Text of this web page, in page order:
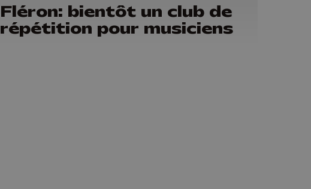
Fléron: bientôt un club de
répétition pour musiciens